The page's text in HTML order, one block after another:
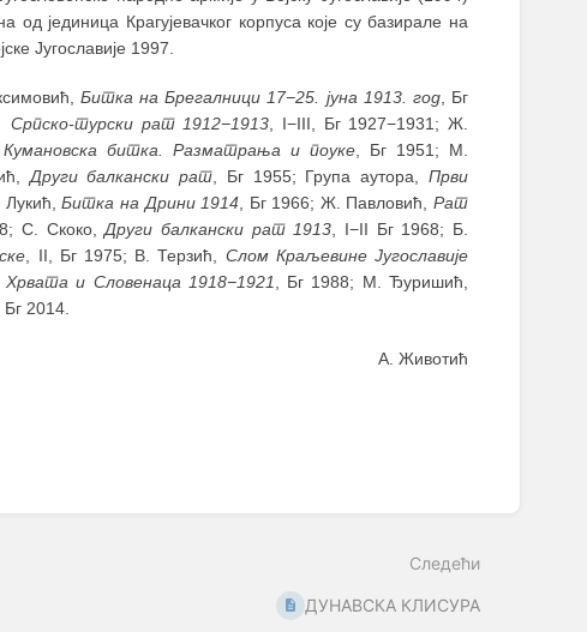
јединица Крагујевачког корпуса које су базирале на
Југославије 1997.
Битка на Брегалници 17−25. јуна 1913. год, Бг
турски рат 1912−1913, I−III, Бг 1927−1931; Ж.
Кумановска битка. Разматрања и поуке, Бг 1951; М.
Други балкански рат, Бг 1955; Група аутора,Први
Лукић,Битка на Дрини 1914, Бг 1966; Ж. Павловић,Рат
С. Скоко,Други балкански рат 1913, I−II Бг 1968; Б.
, II, Бг 1975; В. Терзић, Слом Краљевине Југославије
и Словенаца 1918−1921, Бг 1988; М. Ђуришић,
Бг 2014.
А. Животић
Следећи
ДУНАВСКА КЛИСУРА